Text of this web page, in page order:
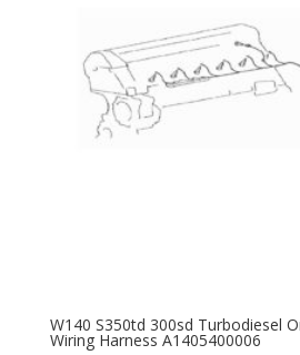
W140 S350td 300sd Turbodiesel
Wiring Harness A1405400006